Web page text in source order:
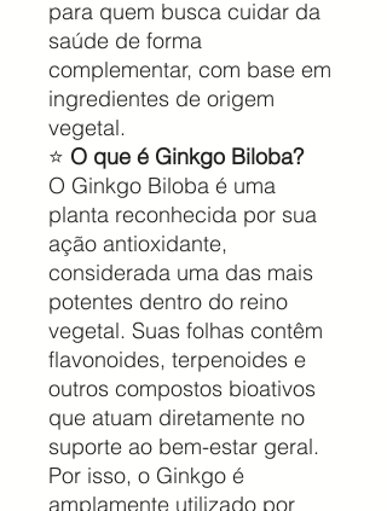
para quem busca cuidar da
saúde de forma
complementar, com base em
ingredientes de origem
vegetal.
⭐ O que é Ginkgo Biloba?
O Ginkgo Biloba é uma
planta reconhecida por sua
ação antioxidante,
considerada uma das mais
potentes dentro do reino
vegetal. Suas folhas contêm
flavonoides, terpenoides e
outros compostos bioativos
que atuam diretamente no
suporte ao bem-estar geral.
Por isso, o Ginkgo é
amplamente utilizado por